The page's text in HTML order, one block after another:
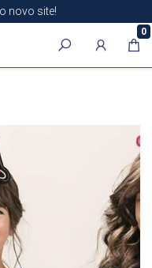
novo site!
0